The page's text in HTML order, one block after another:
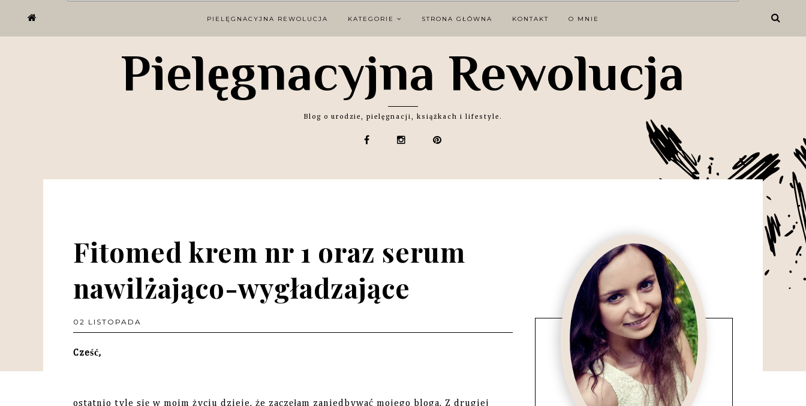
PIELĘGNACYJNA REWOLUCJA KATEGORIE STRONA GŁÓWNA KONTAKT O MNIE
Pielęgnacyjna Rewolucja
Blog o urodzie, pielęgnacji, książkach i lifestyle.
Fitomed krem nr 1 oraz serum
nawilżająco-wygładzające
02 LISTOPADA
Cześć,
ostatnio tyle się w moim życiu dzieje, że zaczęłam zaniedbywać mojego bloga. Z drugiej